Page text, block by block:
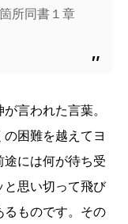
所同書１章
言われた言葉。
困難を越えてヨ
途には何が待ち受
と思い切って飛び
るものです。その